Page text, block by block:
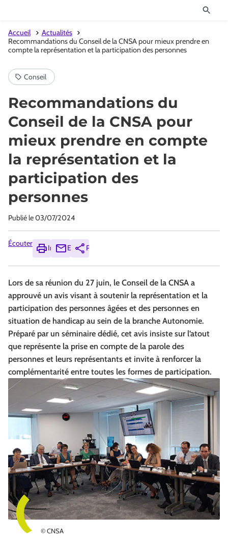
Accueil
Actualités
Recommandations du Conseil de la CNSA pour mieux prendre en
compte la représentation et la participation des personnes
Recommandations du
Conseil de la CNSA pour
mieux prendre en compte
la représentation et la
participation des
personnes
Publié le03/07/2024
Écouter
ImprimerEnvoyerPartager
Lors de sa réunion du 27 juin, le Conseil de la CNSA a
approuvé un avis visant à soutenir la représentation et la
participation des personnes âgées et des personnes en
situation de handicap au sein de la branche Autonomie.
Préparé par un séminaire dédié, cet avis insiste sur l’atout
que représente la prise en compte de la parole des
personnes et leurs représentants et invite à renforcer la
complémentarité entre toutes les formes de participation.
© CNSA